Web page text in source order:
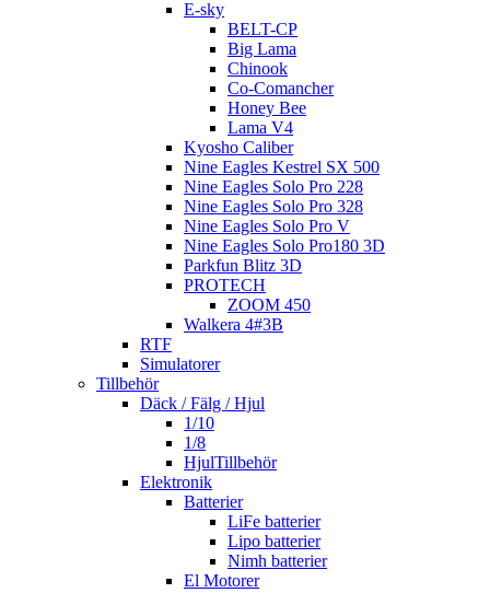
E-sky
BELT-CP
Big Lama
Chinook
Co-Comancher
Honey Bee
Lama V4
Kyosho Caliber
Nine Eagles Kestrel SX 500
Nine Eagles Solo Pro 228
Nine Eagles Solo Pro 328
Nine Eagles Solo Pro V
Nine Eagles Solo Pro180 3D
Parkfun Blitz 3D
PROTECH
ZOOM 450
Walkera 4#3B
RTF
Simulatorer
Tillbehör
Däck / Fälg / Hjul
1/10
1/8
HjulTillbehör
Elektronik
Batterier
LiFe batterier
Lipo batterier
Nimh batterier
El Motorer